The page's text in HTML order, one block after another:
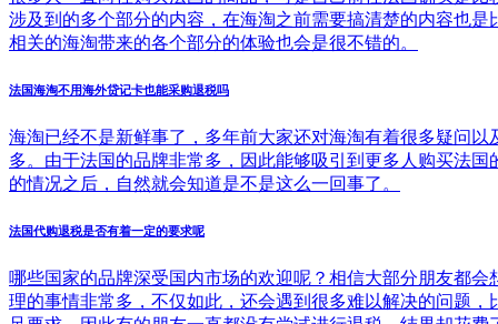
涉及到的多个部分的内容，在海淘之前需要搞清楚的内容也
相关的海淘带来的各个部分的体验也会是很不错的。
法国海淘不用海外贷记卡也能采购退税吗
海淘已经不是新鲜事了，多年前大家还对海淘有着很多疑问
多。由于法国的品牌非常多，因此能够吸引到更多人购买法
的情况之后，自然就会知道是不是这么一回事了。
法国代购退税是否有着一定的要求呢
哪些国家的品牌深受国内市场的欢迎呢？相信大部分朋友都
理的事情非常多，不仅如此，还会遇到很多难以解决的问题